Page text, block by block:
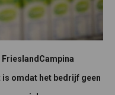
FrieslandCampina
is omdat het bedrijf geen